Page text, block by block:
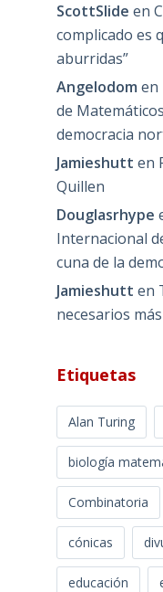
ScottSlide en
complicado es
aburridas”
Angelodom en
de
democracia
Jamieshutt en
Quillen
Douglasrhype
Internacional
cuna de la
Jamieshutt en
necesarios
Etiquetas
Alan Turing
biología
Combinatoria
cónicas
educación